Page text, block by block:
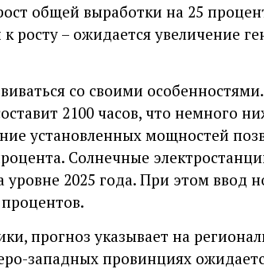
общей выработки на 25
росту – ожидается увеличение
со своими
2100 часов, что немного
установленных мощностей
Солнечные
уровне 2025 года. При этом ввод
прогноз указывает на
западных провинциях